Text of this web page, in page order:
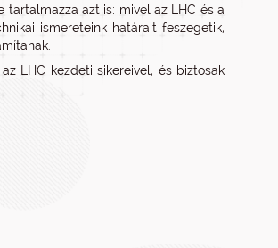
tartalmazza azt is: mivel az LHC és a
ismereteink határait feszegetik,
LHC kezdeti sikereivel, és biztosak